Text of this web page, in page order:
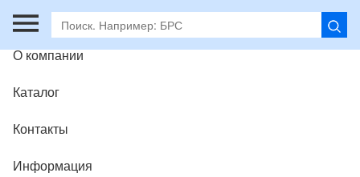
Главная
О компании
Каталог
Контакты
Информация